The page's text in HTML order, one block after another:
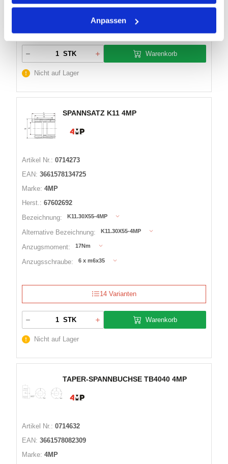
Anpassen
STK Warenkorb
Nicht auf Lager
SPANNSATZ K11 4MP
Artikel Nr.: 0714273
EAN: 3661578134725
Marke: 4MP
Herst.: 67602692
Bezeichnung:
K11.30X55-4MP
Alternative Bezeichnung: K11.30X55-4MP
Anzugsmoment: 17Nm
Anzugsschraube: 6 x m6x35
14 Varianten
STK Warenkorb
Nicht auf Lager
TAPER-SPANNBUCHSE TB4040 4MP
Artikel Nr.: 0714632
EAN: 3661578082309
Marke: 4MP